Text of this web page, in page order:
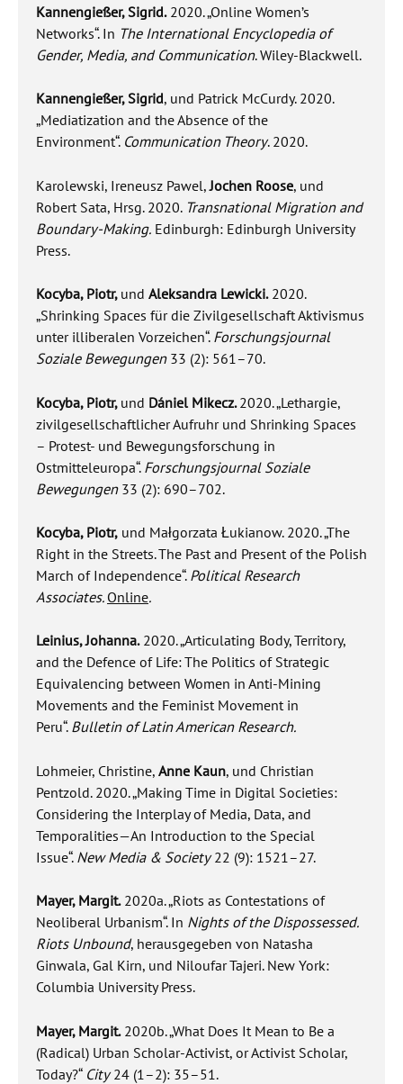
Kannengießer, Sigrid.2020. „Online Women’s
Networks“. In The International Encyclopedia of
Gender, Media, and Communication. Wiley-Blackwell.
Kannengießer, Sigrid, und Patrick McCurdy. 2020.
„Mediatization and the Absence of the
Environment“. Communication Theory. 2020.
Karolewski, Ireneusz Pawel,Jochen Roose, und
Robert Sata, Hrsg. 2020. Transnational Migration and
Boundary-Making. Edinburgh: Edinburgh University
Press.
Kocyba, Piotr,und Aleksandra Lewicki.2020.
„Shrinking Spaces für die Zivilgesellschaft Aktivismus
unter illiberalen Vorzeichen“.Forschungsjournal
Soziale Bewegungen33 (2): 561–70.
Kocyba, Piotr,und Dániel Mikecz.2020. „Lethargie,
zivilgesellschaftlicher Aufruhr und Shrinking Spaces
– Protest- und Bewegungsforschung in
Ostmitteleuropa“.Forschungsjournal Soziale
Bewegungen33 (2): 690–702.
Kocyba, Piotr, und Małgorzata Łukianow. 2020. „The
Right in the Streets. The Past and Present of the Polish
March of Independence“.Political Research
Associates.Online.
Leinius, Johanna.2020. „Articulating Body, Territory,
and the Defence of Life: The Politics of Strategic
Equivalencing between Women in Anti-Mining
Movements and the Feminist Movement in
Peru“.Bulletin of Latin American Research.
Lohmeier, Christine,Anne Kaun, und Christian
Pentzold. 2020. „Making Time in Digital Societies:
Considering the Interplay of Media, Data, and
Temporalities—An Introduction to the Special
Issue“.New Media & Society22 (9): 1521–27.
Mayer, Margit.2020a. „Riots as Contestations of
Neoliberal Urbanism“. In Nights of the Dispossessed.
Riots Unbound, herausgegeben von Natasha
Ginwala, Gal Kirn, und Niloufar Tajeri. New York:
Columbia University Press.
Mayer, Margit.2020b. „What Does It Mean to Be a
(Radical) Urban Scholar-Activist, or Activist Scholar,
Today?“ City24 (1–2): 35–51.